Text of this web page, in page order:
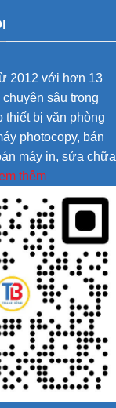
2012 với hơn 13
sâu trong
thiết bị văn phòng
photocopy, bán
máy in, sửa chữa
thêm